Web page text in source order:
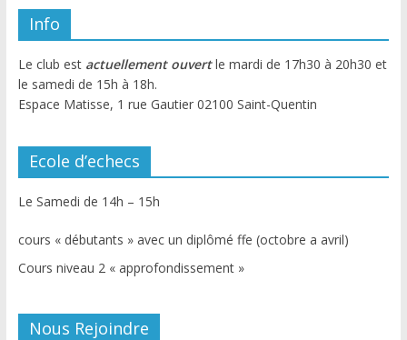
Info
Le club estactuellement ouvertle mardi de 17h30 à 20h30 et
le samedi de 15h à 18h.
Espace Matisse, 1 rue Gautier 02100 Saint-Quentin
Ecole d’echecs
Le Samedi de 14h – 15h
cours « débutants » avec un diplômé ffe (octobre a avril)
Cours niveau 2 « approfondissement »
Nous Rejoindre